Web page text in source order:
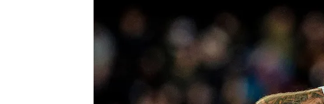
Hugo Duro, el pichichi español de
con la Selección: "Sabe bastante"